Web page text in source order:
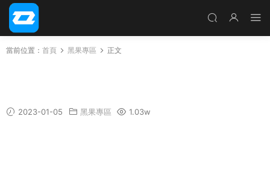
當前位置： 首頁 黑果專區 正文
2023-01-05 黑果專區 1.03w